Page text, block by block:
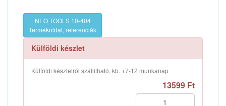
NEO TOOLS 10-404
Termékoldal, referenciák
Külföldi készlet
Külföldi készletről szállítható, kb. +7-12 munkanap
13599 Ft